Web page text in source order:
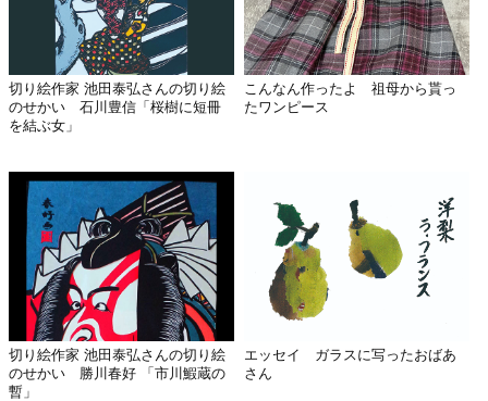
切り絵作家 池田泰弘さんの切り絵
のせかい 石川豊信「桜樹に短冊
を結ぶ女」
こんなん作ったよ 祖母から貰っ
たワンピース
切り絵作家 池田泰弘さんの切り絵
のせかい 勝川春好 「市川鰕蔵の
暫」
エッセイ ガラスに写ったおばあ
さん